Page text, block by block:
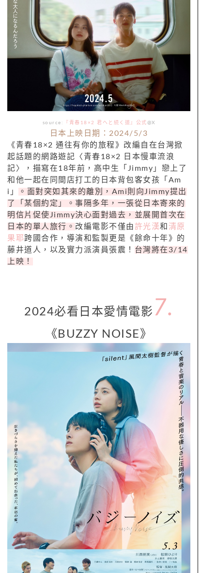
source: 『青春18×2 君へと続く道』公式 @X
日本上映日期：2024/5/3
《青春18×2 通往有你的旅程》改編自在台灣掀
起話題的網路遊記〈青春18×2 日本慢車流浪
記〉，描寫在18年前，高中生「Jimmy」戀上了
和他一起在同間店打工的日本背包客女孩「Am
i」
。面對突如其來的離別，Ami則向Jimmy提出
了「某個約定」。事隔多年，一張從日本寄來的
明信片促使Jimmy決心面對過去，並展開首次在
日本的單人旅行。 改編電影不僅由許光漢和 清原
果耶跨國合作，導演和監製更是《餘命十年》的
藤井道人，以及實力派演員張震！ 台灣將在3/14
上映！
2024必看日本愛情電影 7.
《BUZZY NOISE》